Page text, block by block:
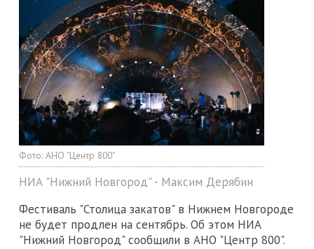
Фото: АНО "Центр 800"
НИА "Нижний Новгород" - Максим Дерябин
Фестиваль "Столица закатов" в Нижнем Новгороде
не будет продлен на сентябрь. Об этом НИА
"Нижний Новгород" сообщили в АНО "Центр 800".